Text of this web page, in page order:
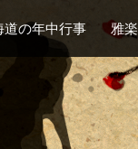
道の年中行事 雅楽